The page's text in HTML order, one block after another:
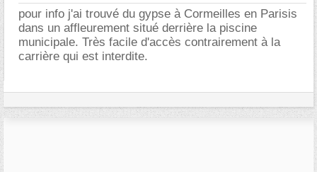
pour info j'ai trouvé du gypse à Cormeilles en Parisis
dans un affleurement situé derrière la piscine
municipale. Très facile d'accès contrairement à la
carrière qui est interdite.